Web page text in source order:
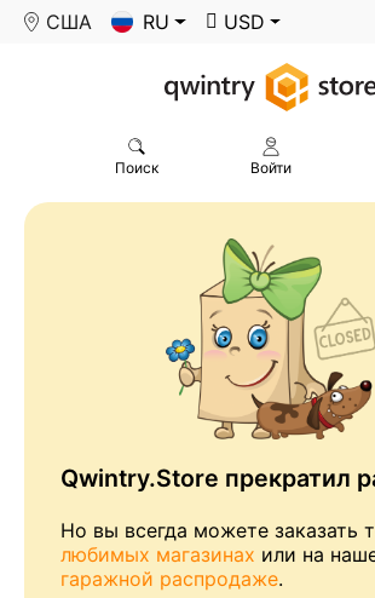
США RU USD
Поиск Войти
Qwintry.Store прекратил
Но вы всегда можете заказать
любимых магазинах или на
гаражной распродаже.